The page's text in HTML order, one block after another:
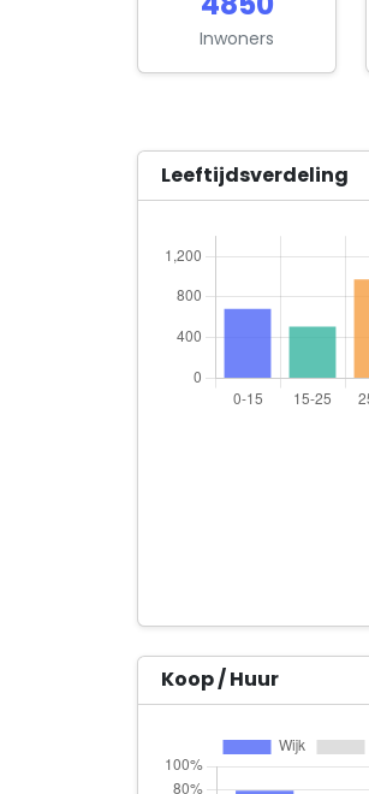
Inwoners
Leeftijdsverdeling
Koop / Huur